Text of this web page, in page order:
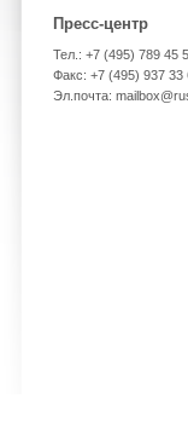
Пресс-центр
Тел.: +7 (495) 789 45
Факс: +7 (495) 937 33
Эл.почта: